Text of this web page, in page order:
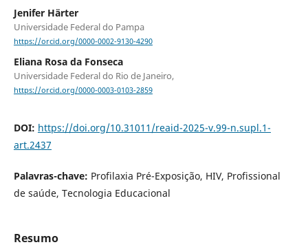
Jenifer Härter
Universidade Federal do Pampa
https://orcid.org/0000-0002-9130-4290
Eliana Rosa da Fonseca
Universidade Federal do Rio de Janeiro,
https://orcid.org/0000-0003-0103-2859
DOI: https://doi.org/10.31011/reaid-2025-v.99-n.supl.1-
art.2437
Palavras-chave: Profilaxia Pré-Exposição, HIV, Profissional
de saúde, Tecnologia Educacional
Resumo